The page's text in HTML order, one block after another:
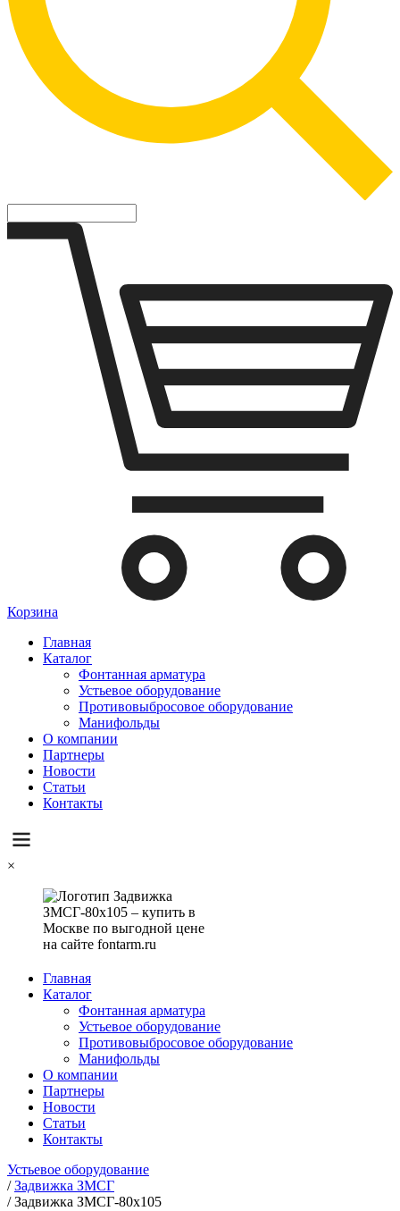
Корзина
Главная
Каталог
Фонтанная арматура
Устьевое оборудование
Противовыбросовое оборудование
Манифольды
О компании
Партнеры
Новости
Статьи
Контакты
×
Главная
Каталог
Фонтанная арматура
Устьевое оборудование
Противовыбросовое оборудование
Манифольды
О компании
Партнеры
Новости
Статьи
Контакты
Устьевое оборудование
/Задвижка ЗМСГ
/Задвижка ЗМСГ-80х105